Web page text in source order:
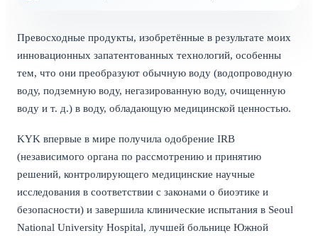
Превосходные продукты, изобретённые в результате моих
инновационных запатентованных технологий, особенны
тем, что они преобразуют обычную воду (водопроводную
воду, подземную воду, негазированную воду, очищенную
воду и т. д.) в воду, обладающую медицинской ценностью.
KYK впервые в мире получила одобрение IRB
(независимого органа по рассмотрению и принятию
решений, контролирующего медицинские научные
исследования в соответствии с законами о биоэтике и
безопасности) и завершила клинические испытания в Seoul
National University Hospital, лучшей больнице Южной